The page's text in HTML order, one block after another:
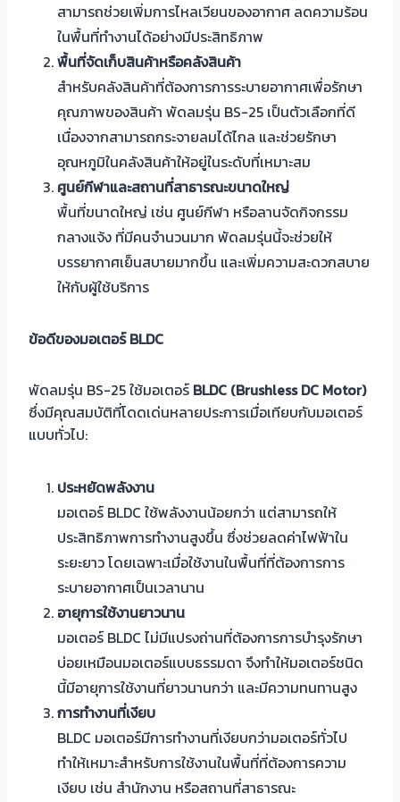
สามารถช่วยเพิ่มการไหลเวียนของอากาศ ลดความร้อน
ในพื้นที่ทำงานได้อย่างมีประสิทธิภาพ
พื้นที่จัดเก็บสินค้าหรือคลังสินค้า
สำหรับคลังสินค้าที่ต้องการการระบายอากาศเพื่อรักษา
คุณภาพของสินค้า พัดลมรุ่น BS-25 เป็นตัวเลือกที่ดี
เนื่องจากสามารถกระจายลมได้ไกล และช่วยรักษา
อุณหภูมิในคลังสินค้าให้อยู่ในระดับที่เหมาะสม
ศูนย์กีฬาและสถานที่สาธารณะขนาดใหญ่
พื้นที่ขนาดใหญ่ เช่น ศูนย์กีฬา หรือลานจัดกิจกรรม
กลางแจ้ง ที่มีคนจำนวนมาก พัดลมรุ่นนี้จะช่วยให้
บรรยากาศเย็นสบายมากขึ้น และเพิ่มความสะดวกสบาย
ให้กับผู้ใช้บริการ
ข้อดีของมอเตอร์ BLDC
พัดลมรุ่น BS-25 ใช้มอเตอร์ BLDC (Brushless DC Motor)
ซึ่งมีคุณสมบัติที่โดดเด่นหลายประการเมื่อเทียบกับมอเตอร์
แบบทั่วไป:
ประหยัดพลังงาน
มอเตอร์ BLDC ใช้พลังงานน้อยกว่า แต่สามารถให้
ประสิทธิภาพการทำงานสูงขึ้น ซึ่งช่วยลดค่าไฟฟ้าใน
ระยะยาว โดยเฉพาะเมื่อใช้งานในพื้นที่ที่ต้องการการ
ระบายอากาศเป็นเวลานาน
อายุการใช้งานยาวนาน
มอเตอร์ BLDC ไม่มีแปรงถ่านที่ต้องการการบำรุงรักษา
บ่อยเหมือนมอเตอร์แบบธรรมดา จึงทำให้มอเตอร์ชนิด
นี้มีอายุการใช้งานที่ยาวนานกว่า และมีความทนทานสูง
การทำงานที่เงียบ
BLDC มอเตอร์มีการทำงานที่เงียบกว่ามอเตอร์ทั่วไป
ทำให้เหมาะสำหรับการใช้งานในพื้นที่ที่ต้องการความ
เงียบ เช่น สำนักงาน หรือสถานที่สาธารณะ